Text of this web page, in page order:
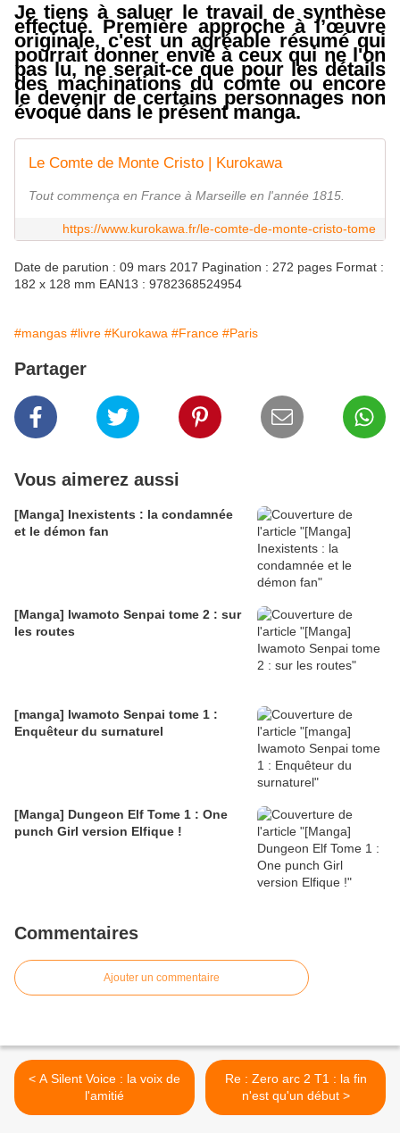
Je tiens à saluer le travail de synthèse
effectué.Premièreapproche à l’œuvre
originale, c'est un agréable résumé qui
pourrait donner envie à ceux qui ne l'on
pas lu, ne serait-ce que pour les détails
des machinations du comte ou encore
le devenir de certains personnages non
évoqué dans le présent manga.
Le Comte de Monte Cristo | Kurokawa
Tout commença en France à Marseille en l'année 1815.
https://www.kurokawa.fr/le-comte-de-monte-cristo-tome
Date de parution : 09 mars 2017 Pagination : 272 pages Format :
182 x 128 mm EAN13 : 9782368524954
#mangas #livre #Kurokawa #France #Paris
Partager
Vous aimerez aussi
[Manga] Inexistents : la condamnée
et le démon fan
[Manga] Iwamoto Senpai tome 2 : sur
les routes
[manga] Iwamoto Senpai tome 1 :
Enquêteur du surnaturel
[Manga] Dungeon Elf Tome 1 : One
punch Girl version Elfique !
Commentaires
Ajouter un commentaire
< A Silent Voice : la voix de
l'amitié
Re : Zero arc 2 T1 : la fin
n'est qu'un début >